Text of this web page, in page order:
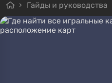
Гайды и руководства